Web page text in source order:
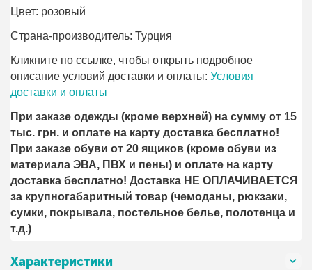
Цвет: розовый
Страна-производитель: Турция
Кликните по ссылке, чтобы открыть подробное
описание условий доставки и оплаты:Условия
доставки и оплаты
При заказе одежды (кроме верхней) на сумму от 15
тыс. грн. и оплате на карту доставка бесплатно!
При заказе обуви от 20 ящиков (кроме обуви из
материала ЭВА, ПВХ и пены) и оплате на карту
доставка бесплатно! Доставка НЕ ОПЛАЧИВАЕТСЯ
за крупногабаритный товар (чемоданы, рюкзаки,
сумки, покрывала, постельное белье, полотенца и
т.д.)
Характеристики